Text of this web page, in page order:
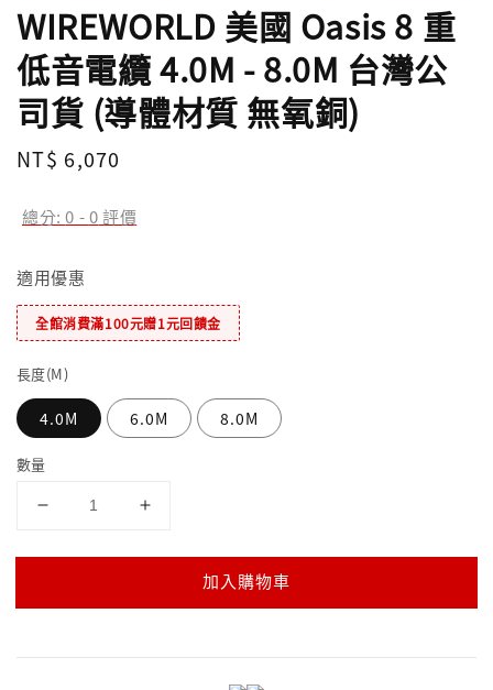
WIREWORLD 美國 Oasis 8 重
低音電纜 4.0M - 8.0M 台灣公
司貨 (導體材質 無氧銅)
Regular
NT$ 6,070
總分:0 -0評價
適用優惠
全館消費滿100元贈1元回饋金
長度(M)
4.0M 6.0M 8.0M
數量
加入購物車